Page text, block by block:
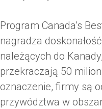
Program Canada’s
nagradza
należących do
przekraczają 50
oznaczenie, firmy są
przywództwa w